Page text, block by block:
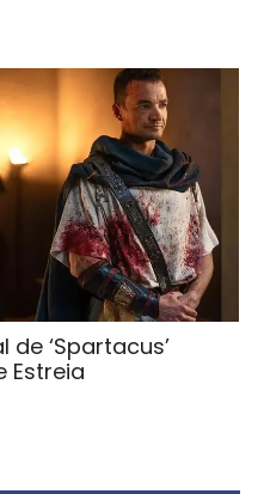
de ‘Spartacus’
Estreia